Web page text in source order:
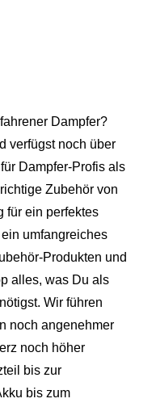
Dampfer?
verfügst noch über
Dampfer-Profis als
Zubehör von
für ein perfektes
umfangreiches
Produkten und
alles, was Du als
Wir führen
noch angenehmer
noch höher
bis zur
bis zum